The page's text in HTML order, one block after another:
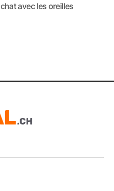
avec les oreilles